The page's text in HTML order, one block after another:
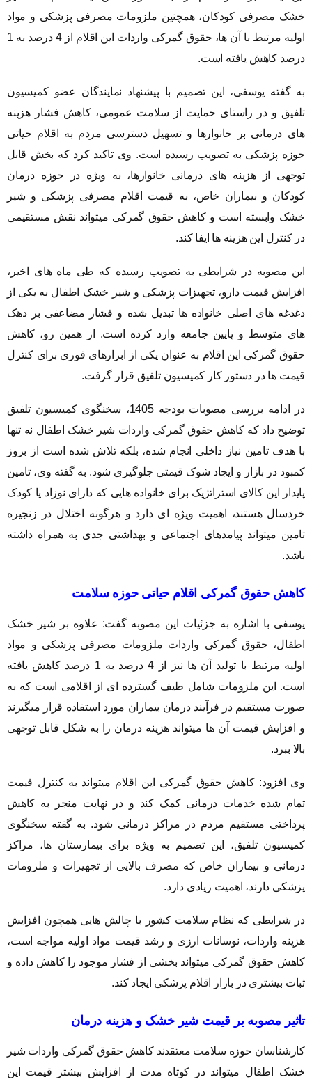
خشک مصرفی کودکان، همچنین ملزومات مصرفی پزشکی و مواد
اولیه مرتبط با آن ها، حقوق گمرکی واردات این اقلام از 4 درصد به 1
درصد کاهش یافته است.
به گفته یوسفی، این تصمیم با پیشنهاد نمایندگان عضو کمیسیون
تلفیق و در راستای حمایت از سلامت عمومی، کاهش فشار هزینه
های درمانی بر خانوارها و تسهیل دسترسی مردم به اقلام حیاتی
حوزه پزشکی به تصویب رسیده است. وی تاکید کرد که بخش قابل
توجهی از هزینه های درمانی خانوارها، به ویژه در حوزه درمان
کودکان و بیماران خاص، به قیمت اقلام مصرفی پزشکی و شیر
خشک وابسته است و کاهش حقوق گمرکی میتواند نقش مستقیمی
در کنترل این هزینه ها ایفا کند.
این مصوبه در شرایطی به تصویب رسیده که طی ماه های اخیر،
افزایش قیمت دارو، تجهیزات پزشکی و شیر خشک اطفال به یکی از
دغدغه های اصلی خانواده ها تبدیل شده و فشار مضاعفی بر دهک
های متوسط و پایین جامعه وارد کرده است. از همین رو، کاهش
حقوق گمرکی این اقلام به عنوان یکی از ابزارهای فوری برای کنترل
قیمت ها در دستور کار کمیسیون تلفیق قرار گرفت.
در ادامه بررسی مصوبات بودجه 1405، سخنگوی کمیسیون تلفیق
توضیح داد که کاهش حقوق گمرکی واردات شیر خشک اطفال نه تنها
با هدف تامین نیاز داخلی انجام شده، بلکه تلاش شده است از بروز
کمبود در بازار و ایجاد شوک قیمتی جلوگیری شود. به گفته وی، تامین
پایدار این کالای استراتژیک برای خانواده هایی که دارای نوزاد یا کودک
خردسال هستند، اهمیت ویژه ای دارد و هرگونه اختلال در زنجیره
تامین میتواند پیامدهای اجتماعی و بهداشتی جدی به همراه داشته
باشد.
کاهش حقوق گمرکی اقلام حیاتی حوزه سلامت
یوسفی با اشاره به جزئیات این مصوبه گفت: علاوه بر شیر خشک
اطفال، حقوق گمرکی واردات ملزومات مصرفی پزشکی و مواد
اولیه مرتبط با تولید آن ها نیز از 4 درصد به 1 درصد کاهش یافته
است. این ملزومات شامل طیف گسترده ای از اقلامی است که به
صورت مستقیم در فرآیند درمان بیماران مورد استفاده قرار میگیرند
و افزایش قیمت آن ها میتواند هزینه درمان را به شکل قابل توجهی
بالا ببرد.
وی افزود: کاهش حقوق گمرکی این اقلام میتواند به کنترل قیمت
تمام شده خدمات درمانی کمک کند و در نهایت منجر به کاهش
پرداختی مستقیم مردم در مراکز درمانی شود. به گفته سخنگوی
کمیسیون تلفیق، این تصمیم به ویژه برای بیمارستان ها، مراکز
درمانی و بیماران خاص که مصرف بالایی از تجهیزات و ملزومات
پزشکی دارند، اهمیت زیادی دارد.
در شرایطی که نظام سلامت کشور با چالش هایی همچون افزایش
هزینه واردات، نوسانات ارزی و رشد قیمت مواد اولیه مواجه است،
کاهش حقوق گمرکی میتواند بخشی از فشار موجود را کاهش داده و
ثبات بیشتری در بازار اقلام پزشکی ایجاد کند.
تاثیر مصوبه بر قیمت شیر خشک و هزینه درمان
کارشناسان حوزه سلامت معتقدند کاهش حقوق گمرکی واردات شیر
خشک اطفال میتواند در کوتاه مدت از افزایش بیشتر قیمت این